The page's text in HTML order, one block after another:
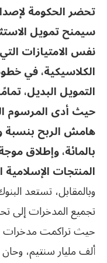
تحضر الحكومة
سيمنح تمويل
نفس الامتيازات
الكلاسيكية، في
التمويل البديل،
بالمائة، وإطلاق
المنتجات الإسلامية
وبالمقابل، تستعد
تجميع المدخرات إلى
ألف مليار سنتيم،